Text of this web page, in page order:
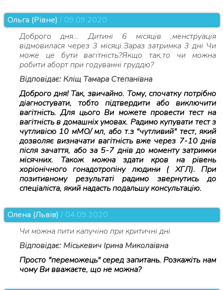
Ольга (Рівне) / 09.09.2020
Доброго дня... Дитині 6 місяців ,менструація
відмовилася через 3 місяці.Зараз затримка 3 дні Чи
може це бути вагітність?Якщо так,то чи можна
робити аборт при годуванні груддю?
Відповідає: Кліщ Тамара Степанівна
Доброго дня! Так, звичайно. Тому, спочатку потрібно
діагностувати, тобто підтвердити або виключити
вагітність. Для цього Ви можете провести тест на
вагітність в домашніх умовах. Радимо купувати тест з
чутливісю 10 мМО/ мл, або т.з "чутливий" тест, який
дозволяє визначати вагітність вже через 7-10 днів
після зачаття, або за 5-7 днів до моменту затримки
місячних. Також можна здати кров на рівень
хоріонічного гонадотропіну людини ( ХГЛ). При
позитивному результаті радимо звернутись до
спеціаліста, який надасть подальшу консультацію.
Олена (Львів) / 04.09.2020
Чи можна пити капучіно при критичні дні
Відповідає: Міськевич Ірина Миколаівна
Просто "переможець" серед запитань. Розкажіть нам
чому Ви вважаєте, що не можна?